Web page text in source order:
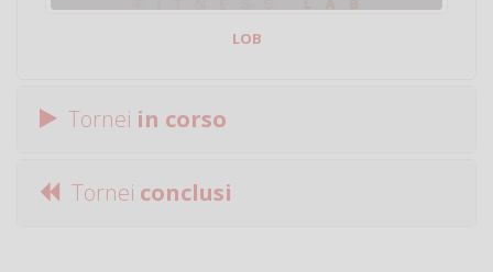
LOB
Tornei in corso
Tornei conclusi